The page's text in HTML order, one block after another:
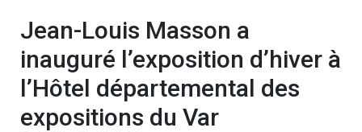
Jean-Louis Masson a
inauguré l’exposition d’hiver à
l’Hôtel départemental des
expositions du Var